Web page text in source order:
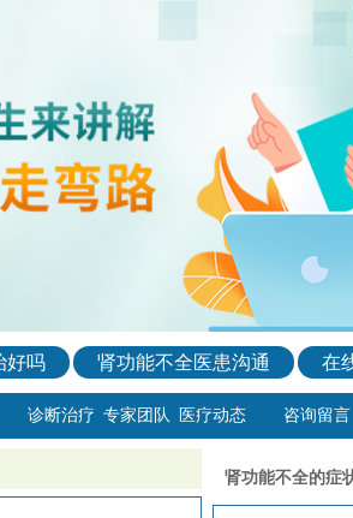
好吗 肾功能不全医患沟通 在
诊断治疗 专家团队 医疗动态 咨询留言
肾功能不全的症